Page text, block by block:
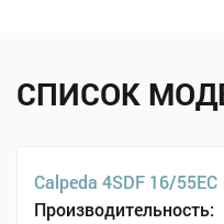
СПИСОК
Calpeda 4SDF 16/55EC
Производительность: